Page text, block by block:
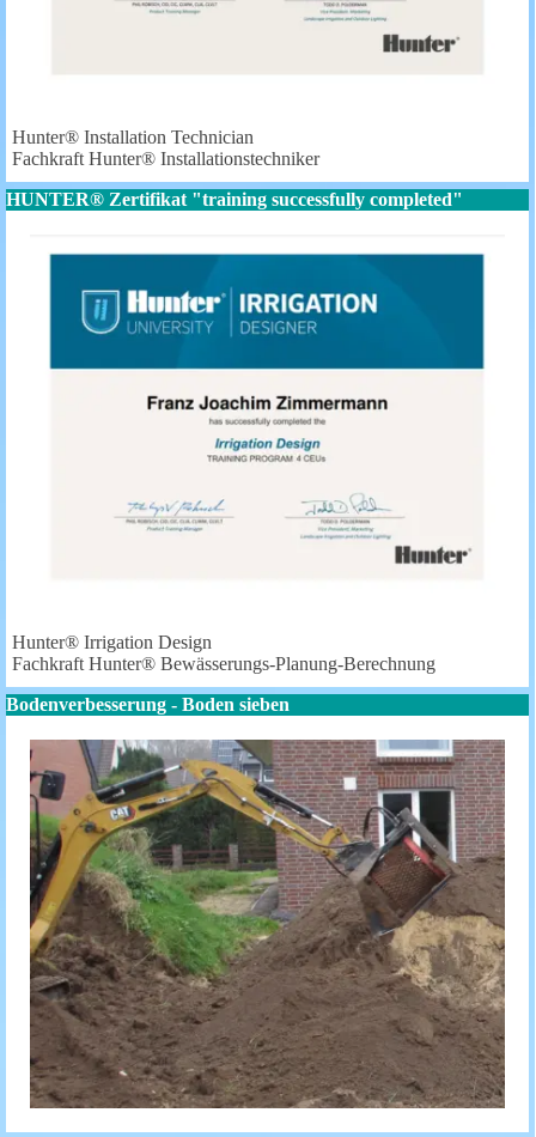
Hunter® Installation Technician
Fachkraft Hunter® Installationstechniker
HUNTER® Zertifikat "training successfully completed"
Hunter® Irrigation Design
Fachkraft Hunter® Bewässerungs-Planung-Berechnung
Bodenverbesserung - Boden sieben